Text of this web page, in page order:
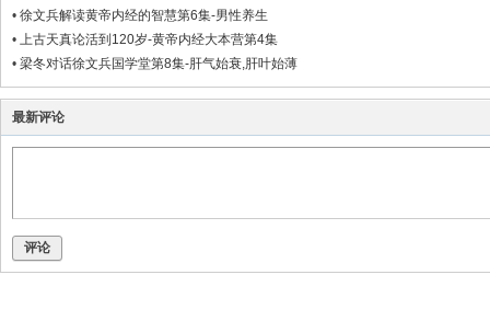
• 徐文兵解读黄帝内经的智慧第6集-男性养生
• 上古天真论活到120岁-黄帝内经大本营第4集
• 梁冬对话徐文兵国学堂第8集-肝气始衰,肝叶始薄
最新评论
评论